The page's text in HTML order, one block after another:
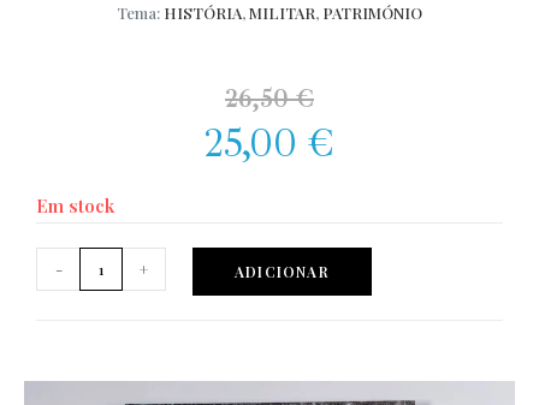
Tema: HISTÓRIA,MILITAR, PATRIMÓNIO
26,50€
25,00 €
Em stock
- + ADICIONAR